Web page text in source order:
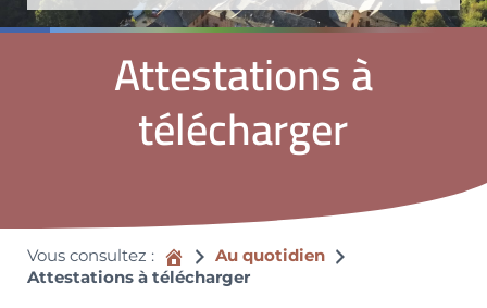
Attestations à
télécharger
Vous consultez : Accueil
Au quotidien
Attestations à télécharger